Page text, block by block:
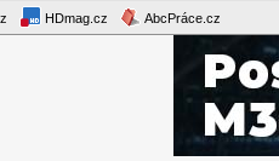
HDmag.cz AbcPráce.cz